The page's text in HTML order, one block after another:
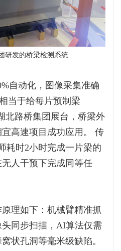
研发的桥梁检测系统
自动化，图像采集准确
当于给每片预制梁
北路桥集团展台，桥梁外
高速项目成功应用。 传
耗时2小时完成一片梁的
人干预下完成同等任
理如下：机械臂精准抓
同步扫描，AI算法仅需
状孔洞等毫米级缺陷。